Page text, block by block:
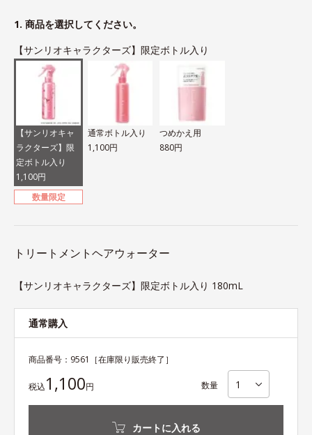
1. 商品を選択してください。
【サンリオキャラクターズ】限定ボトル入り
【サンリオキャ
ラクターズ】限
定ボトル入り
1,100円
数量限定
通常ボトル入り
1,100円
つめかえ用
880円
トリートメントヘアウォーター
【サンリオキャラクターズ】限定ボトル入り 180mL
通常購入
商品番号： 9561 ［在庫限り販売終了］
税込1,100円 数量
カートに入れる